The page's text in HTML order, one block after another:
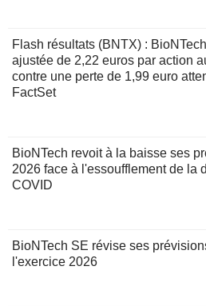
Flash résultats (BNTX) :
ajustée de 2,22 euros par action
contre une perte de 1,99 euro
FactSet
BioNTech revoit à la baisse ses
2026 face à l'essoufflement de la
COVID
BioNTech SE révise ses
l'exercice 2026